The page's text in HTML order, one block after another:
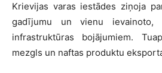
Krievijas varas iestādes ziņoja
gadījumu un vienu
infrastruktūras bojājumiem.
mezgls un naftas produktu